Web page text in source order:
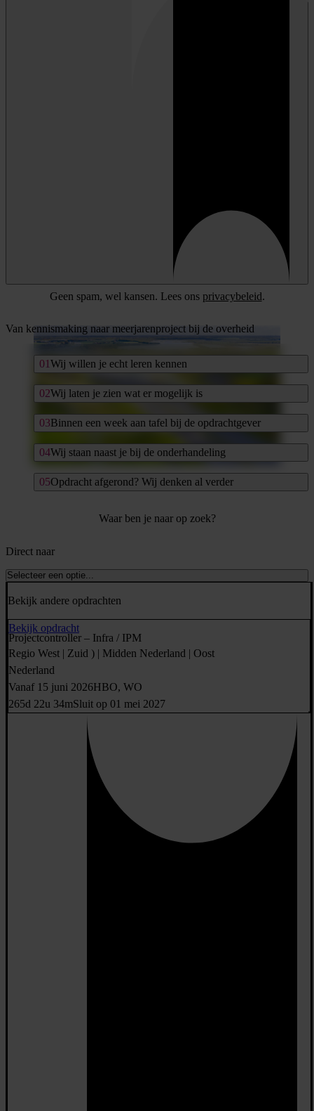
Geen spam, wel kansen. Lees ons privacybeleid.
Van kennismaking naar meerjarenproject bij de overheid
Wij willen je echt leren kennen
Wij laten je zien wat er mogelijk is
Binnen een week aan tafel bij de opdrachtgever
Wij staan naast je bij de onderhandeling
Opdracht afgerond? Wij denken al verder
Waar ben je naar op zoek?
Direct naar
Selecteer een optie...
Bekijk andere opdrachten
Projectcontroller – Infra / IPM
Regio West | Zuid ) | Midden Nederland | Oost
Nederland
Vanaf 15 juni 2026HBO, WO
265d 22u 34mSluit op 01 mei 2027
Bekijk opdracht